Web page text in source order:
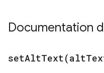
Documentation
setAltText(alt